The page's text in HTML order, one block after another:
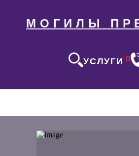
МОГИЛЫ
УСЛУГИ 0